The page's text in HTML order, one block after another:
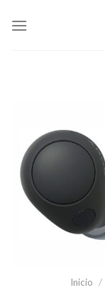
Inicio /